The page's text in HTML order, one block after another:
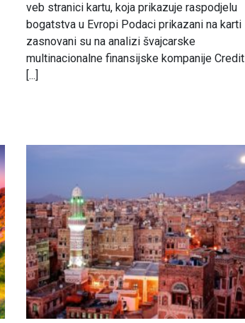
veb stranici kartu, koja prikazuje raspodjelu
bogatstva u Evropi Podaci prikazani na karti
zasnovani su na analizi švajcarske
multinacionalne finansijske kompanije Credit
[...]